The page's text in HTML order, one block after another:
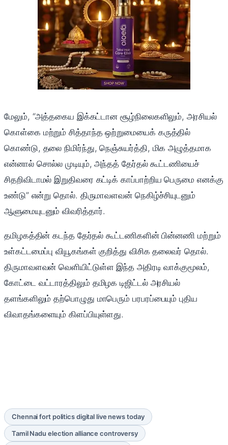
மேலும், “அத்தகைய இக்கட்டான சூழ்நிலைகளிலும், அரசியல்
கொள்கை மற்றும் சித்தாந்த ஒற்றுமையைக் கருத்தில்
கொண்டு, தலை நிமிர்ந்து, நெஞ்சுயர்த்தி, மிக அழுத்தமாக
என்னால் சொல்ல முடியும், அந்தத் தேர்தல் கூட்டணியைச்
சிதறிவிடாமல் இறுதிவரை கட்டிக் காப்பாற்றிய பெருமை எனக்கு
உண்டு” என்று தொல். திருமாவளவன் நெகிழ்ச்சியுடனும்
ஆளுமையுடனும் விவரித்தார்.
தமிழகத்தின் கடந்த தேர்தல் கூட்டணிகளின் பின்னணி மற்றும்
உள்கட்டமைப்பு வியூகங்கள் குறித்து விசிக தலைவர் தொல்.
திருமாவளவன் வெளியிட்டுள்ள இந்த அதிரடி வாக்குமூலம்,
கோட்டை வட்டாரத்திலும் தமிழக டிஜிட்டல் அரசியல்
தளங்களிலும் தற்பொழுது மாபெரும் பரபரப்பையும் புதிய
விவாதங்களையும் கிளப்பியுள்ளது.
Chennai fort politics digital live news today
Tamil Nadu election alliance controversy